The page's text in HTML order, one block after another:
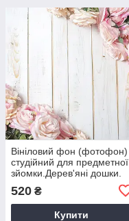
Вініловий фон (фотофон)
студійний для предметної
зйомки.Дерев'яні дошки.
520 ₴
Купити